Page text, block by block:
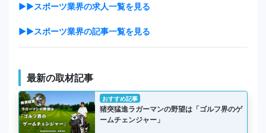
▶▶スポーツ業界の求人一覧を見る
▶▶スポーツ業界の記事一覧を見る
最新の取材記事
おすすめ記事
猪突猛進ラガーマンの野望は「ゴルフ界のゲ
ームチェンジャー」